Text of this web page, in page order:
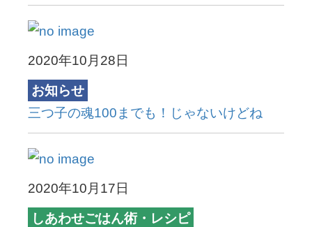
2020年10月28日
お知らせ
三つ子の魂100までも！じゃないけどね
2020年10月17日
しあわせごはん術・レシピ